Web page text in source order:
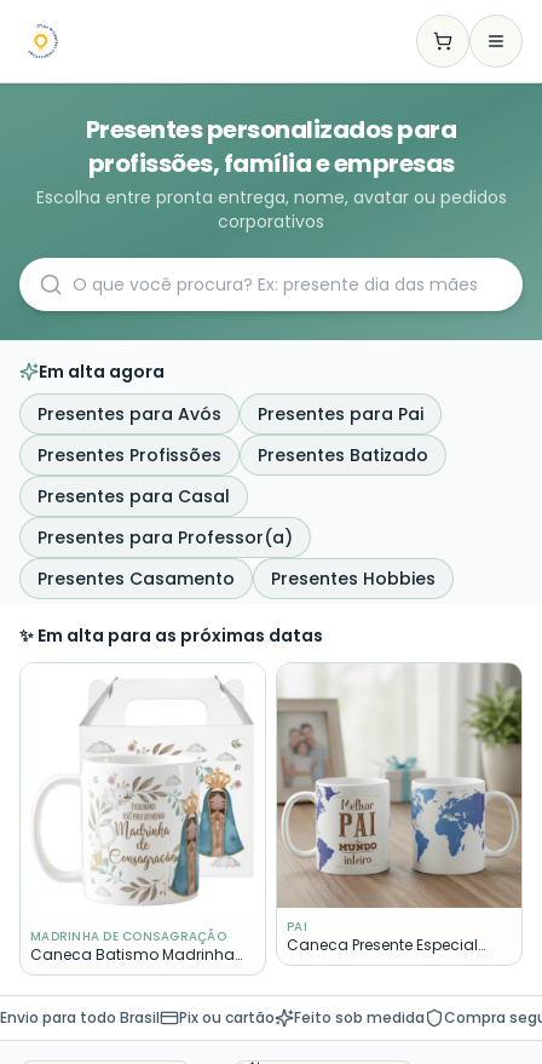
Presentes personalizados para
profissões, família e empresas
Escolha entre pronta entrega, nome, avatar ou pedidos
corporativos
Em alta agora
Presentes para Avós
Presentes para Pai
Presentes Profissões
Presentes Batizado
Presentes para Casal
Presentes para Professor(a)
Presentes Casamento
Presentes Hobbies
✨ Em alta para as próximas datas
MADRINHA DE CONSAGRAÇÃO
Caneca Batismo Madrinha
de Consagração Presente
Pronta Entrega
PAI
Caneca Presente Especial
Familia Melhor Pai Mundo
Envio para todo Brasil Pix ou cartão Feito sob medida Compra